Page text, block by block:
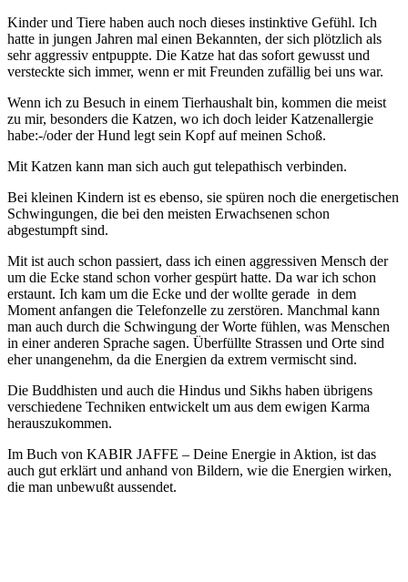
Kinder und Tiere haben auch noch dieses instinktive Gefühl. Ich
hatte in jungen Jahren mal einen Bekannten, der sich plötzlich als
sehr aggressiv entpuppte. Die Katze hat das sofort gewusst und
versteckte sich immer, wenn er mit Freunden zufällig bei uns war.
Wenn ich zu Besuch in einem Tierhaushalt bin, kommen die meist
zu mir, besonders die Katzen, wo ich doch leider Katzenallergie
habe:-/oder der Hund legt sein Kopf auf meinen Schoß.
Mit Katzen kann man sich auch gut telepathisch verbinden.
Bei kleinen Kindern ist es ebenso, sie spüren noch die energetischen
Schwingungen, die bei den meisten Erwachsenen schon
abgestumpft sind.
Mit ist auch schon passiert, dass ich einen aggressiven Mensch der
um die Ecke stand schon vorher gespürt hatte. Da war ich schon
erstaunt. Ich kam um die Ecke und der wollte gerade in dem
Moment anfangen die Telefonzelle zu zerstören. Manchmal kann
man auch durch die Schwingung der Worte fühlen, was Menschen
in einer anderen Sprache sagen. Überfüllte Strassen und Orte sind
eher unangenehm, da die Energien da extrem vermischt sind.
Die Buddhisten und auch die Hindus und Sikhs haben übrigens
verschiedene Techniken entwickelt um aus dem ewigen Karma
herauszukommen.
Im Buch von KABIR JAFFE – Deine Energie in Aktion, ist das
auch gut erklärt und anhand von Bildern, wie die Energien wirken,
die man unbewußt aussendet.